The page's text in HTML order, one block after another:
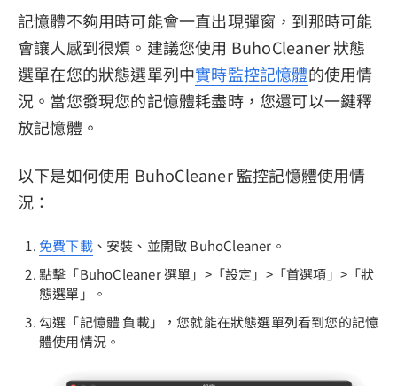
記憶體不夠用時可能會一直出現彈窗，到那時可能
會讓人感到很煩。建議您使用 BuhoCleaner 狀態
選單在您的狀態選單列中實時監控記憶體的使用情
況。當您發現您的記憶體耗盡時，您還可以一鍵釋
放記憶體。
以下是如何使用 BuhoCleaner 監控記憶體使用情
況：
免費下載、安裝、並開啟 BuhoCleaner。
點擊「BuhoCleaner 選單」>「設定」>「首選項」>「狀
態選單」。
勾選「記憶體 負載」，您就能在狀態選單列看到您的記憶
體使用情況。